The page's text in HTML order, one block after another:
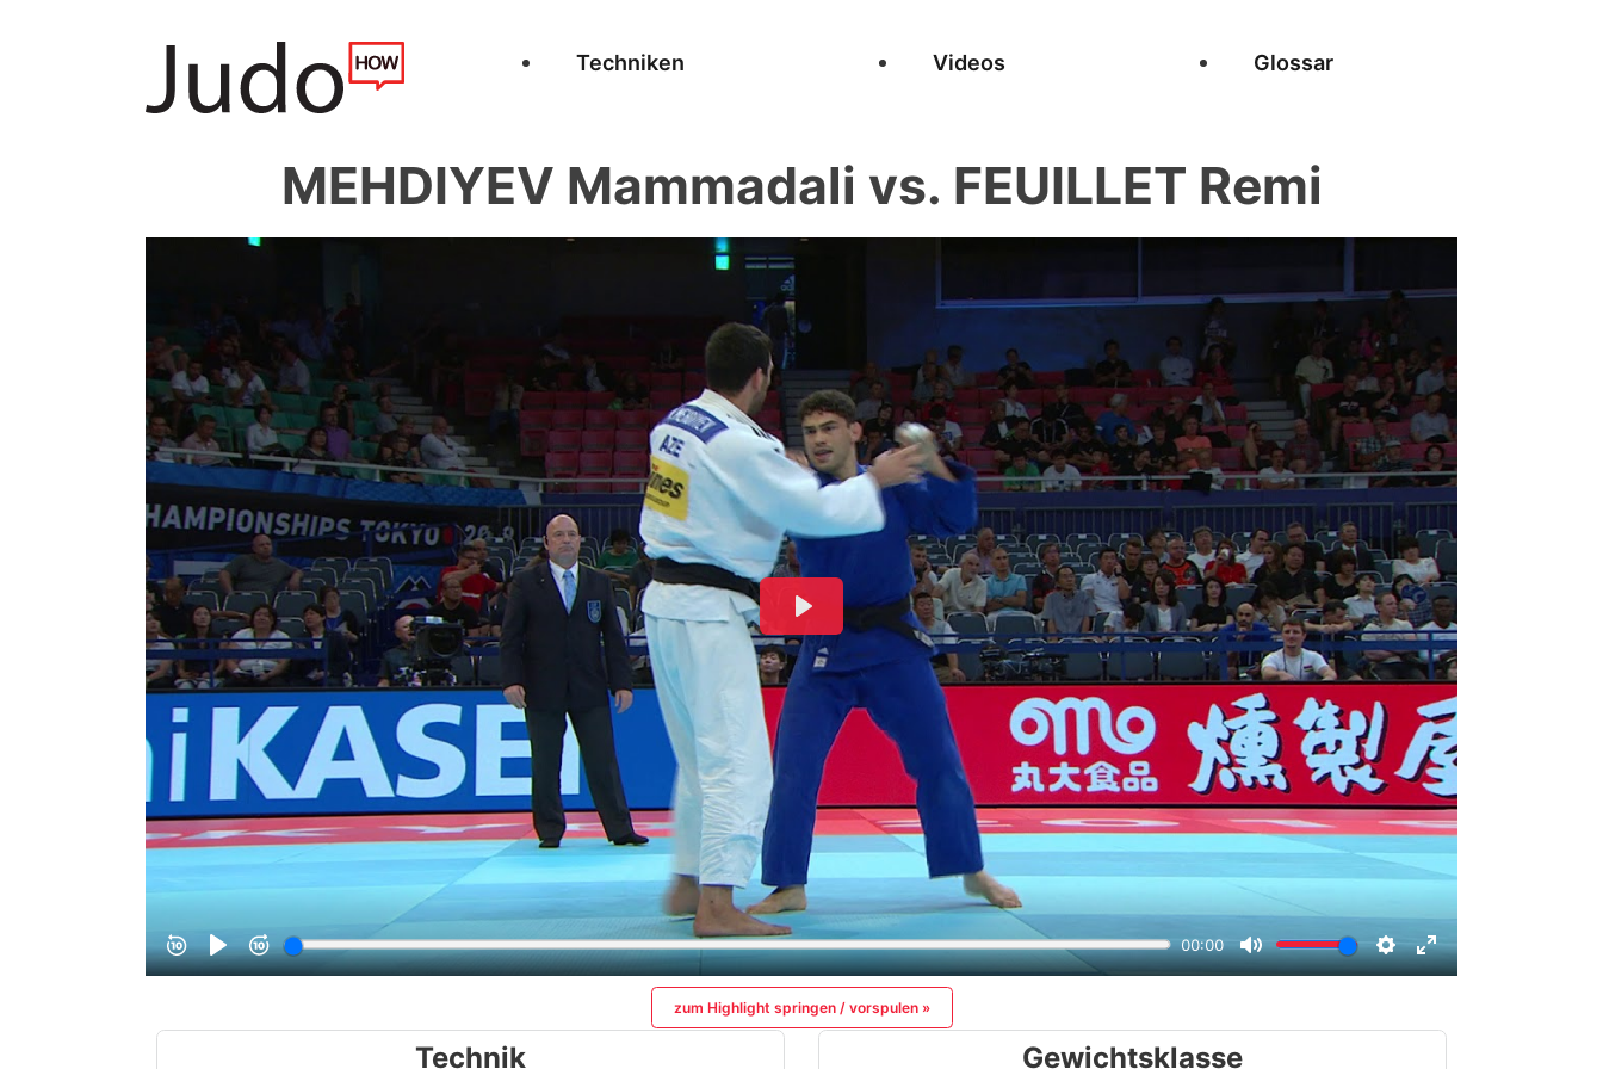
Techniken Videos Glossar
MEHDIYEV Mammadali vs. FEUILLET Remi
zum Highlight springen / vorspulen »
Technik Gewichtsklasse